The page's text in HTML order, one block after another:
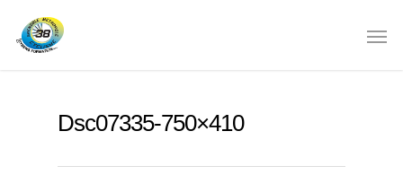
Dsc07335-750×410